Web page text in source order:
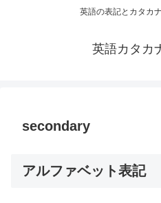
英語の表記とカタカ
英語カタカ
secondary
アルファベット表記